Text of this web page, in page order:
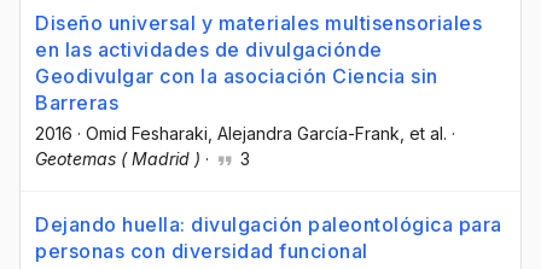
Diseño universal y materiales multisensoriales
en las actividades de divulgaciónde
Geodivulgar con la asociación Ciencia sin
Barreras
2016 · Omid Fesharaki , Alejandra García-Frank , et al. ·
Geotemas ( Madrid ) · 3
Dejando huella: divulgación paleontológica para
personas con diversidad funcional